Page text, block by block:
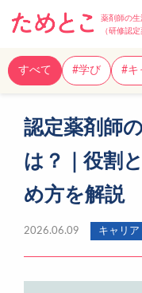
薬剤師の生
（研修認
すべて #学び #キ
認定薬剤師
は？｜役割
め方を解説
2026.06.09 キャリア